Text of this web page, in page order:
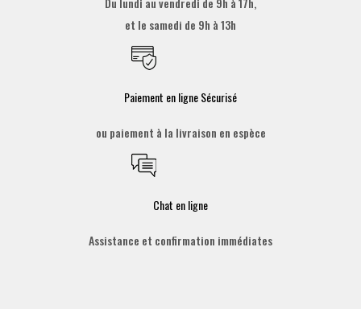
et le samedi de 9h à 13h
Paiement en ligne Sécurisé
ou paiement à la livraison en espèce
Chat en ligne
Assistance et confirmation immédiates